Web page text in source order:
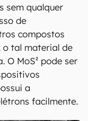
sem qualquer
de
compostos
o tal material de
MoS² pode ser
a
facilmente.